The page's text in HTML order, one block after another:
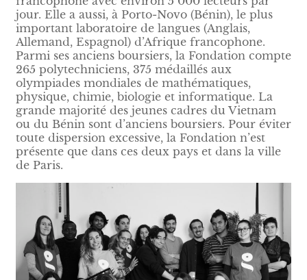
jour. Elle a aussi, à Porto-Novo (Bénin), le plus
important laboratoire de langues (Anglais,
Allemand, Espagnol) d’Afrique francophone.
Parmi ses anciens boursiers, la Fondation compte
265 polytechniciens, 375 médaillés aux
olympiades mondiales de mathématiques,
physique, chimie, biologie et informatique. La
grande majorité des jeunes cadres du Vietnam
ou du Bénin sont d’anciens boursiers. Pour éviter
toute dispersion excessive, la Fondation n’est
présente que dans ces deux pays et dans la ville
de Paris.